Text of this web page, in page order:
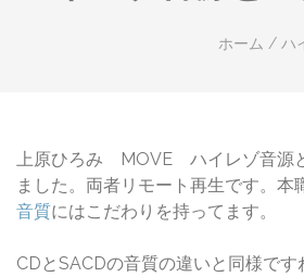
ホーム / ハ
上原ひろみ MOVE ハイレゾ音源
ました。両者リモート再生です。本
音質にはこだわりを持ってます。
CDとSACDの音質の違いと同様です